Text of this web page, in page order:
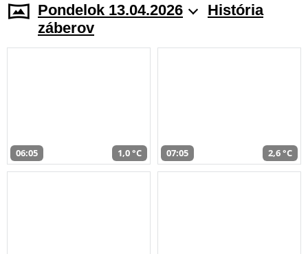
Pondelok 13.04.2026
História
záberov
06:05 1,0 °C 07:05 2,6 °C